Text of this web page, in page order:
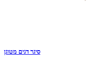
סיגר דגים מטוגן